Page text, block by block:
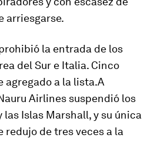
arriesgarse.
la entrada de los
del Sur e Italia. Cinco
agregado a la lista.A
Airlines suspendió los
Islas Marshall, y su única
redujo de tres veces a la